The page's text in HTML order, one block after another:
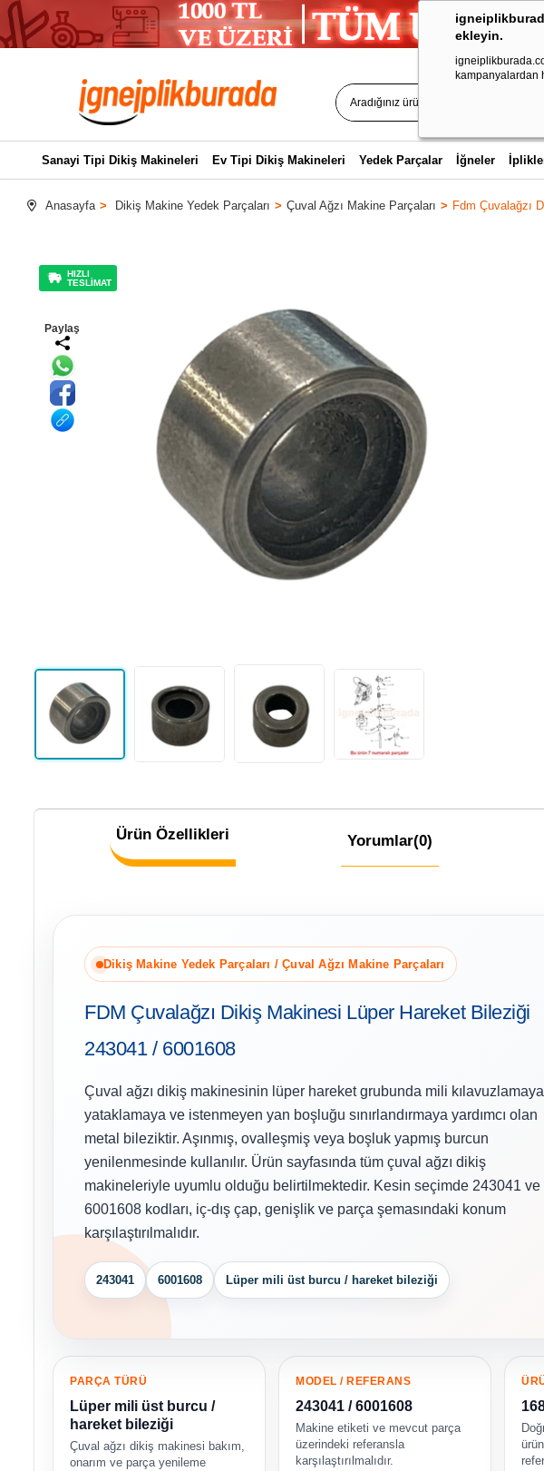
ekleyin.
kampanyalardan
Sanayi Tipi Dikiş Makineleri Ev Tipi Dikiş Makineleri Yedek Parçalar İğneler
Anasayfa Dikiş Makine Yedek Parçaları Çuval Ağzı Makine Parçaları Fdm Çuvalağzı
HIZLI
TESLİMAT
Paylaş
Ürün Özellikleri Yorumlar(0)
Dikiş Makine Yedek Parçaları / Çuval Ağzı Makine Parçaları
FDM Çuvalağzı Dikiş Makinesi Lüper Hareket Bileziği
243041 / 6001608
Çuval ağzı dikiş makinesinin lüper hareket grubunda mili
yataklamaya ve istenmeyen yan boşluğu sınırlandırmaya yardımcı olan
metal bileziktir. Aşınmış, ovalleşmiş veya boşluk yapmış burcun
yenilenmesinde kullanılır. Ürün sayfasında tüm çuval ağzı dikiş
makineleriyle uyumlu olduğu belirtilmektedir. Kesin seçimde 243041 ve
6001608 kodları, iç-dış çap, genişlik ve parça şemasındaki konum
karşılaştırılmalıdır.
243041 6001608 Lüper mili üst burcu / hareket bileziği
PARÇA TÜRÜ
Lüper mili üst burcu /
hareket bileziği
Çuval ağzı dikiş makinesi bakım,
onarım ve parça yenileme
MODEL / REFERANS
243041 / 6001608
Makine etiketi ve mevcut parça
üzerindeki referansla
karşılaştırılmalıdır.